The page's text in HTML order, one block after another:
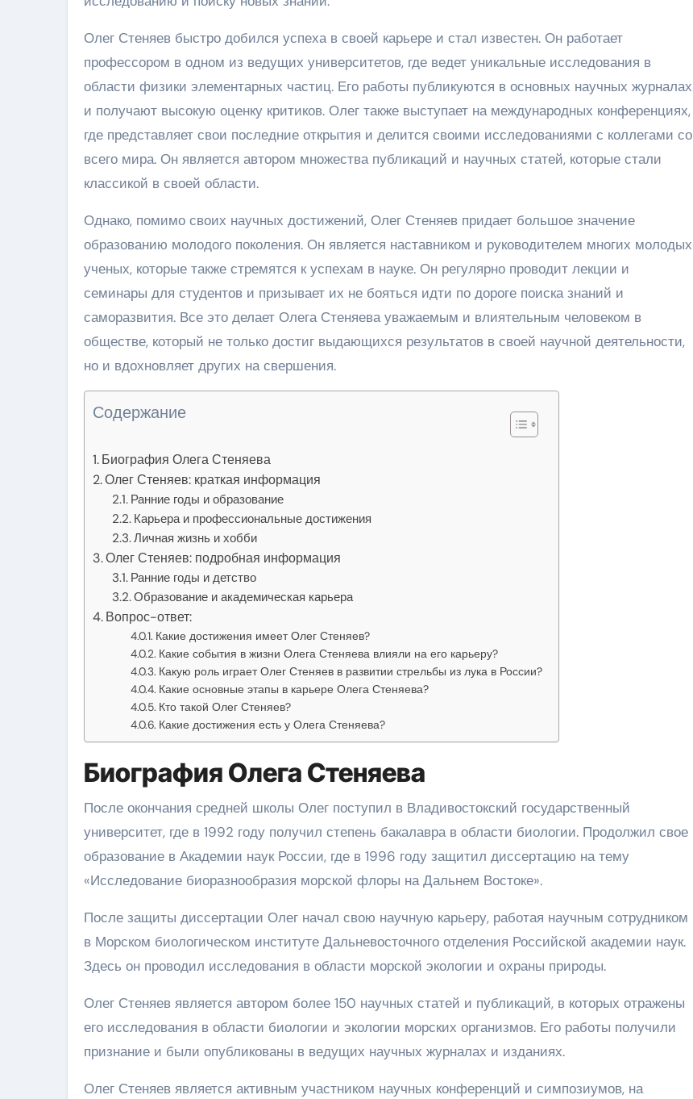
Олег Стеняев быстро добился успеха в своей карьере и стал известен. Он работает
профессором в одном из ведущих университетов, где ведет уникальные исследования в
области физики элементарных частиц. Его работы публикуются в основных научных журналах
и получают высокую оценку критиков. Олег также выступает на международных конференциях,
где представляет свои последние открытия и делится своими исследованиями с коллегами со
всего мира. Он является автором множества публикаций и научных статей, которые стали
классикой в своей области.
Однако, помимо своих научных достижений, Олег Стеняев придает большое значение
образованию молодого поколения. Он является наставником и руководителем многих молодых
ученых, которые также стремятся к успехам в науке. Он регулярно проводит лекции и
семинары для студентов и призывает их не бояться идти по дороге поиска знаний и
саморазвития. Все это делает Олега Стеняева уважаемым и влиятельным человеком в
обществе, который не только достиг выдающихся результатов в своей научной деятельности,
но и вдохновляет других на свершения.
Содержание
Биография Олега Стеняева
Олег Стеняев: краткая информация
Ранние годы и образование
Карьера и профессиональные достижения
Личная жизнь и хобби
Олег Стеняев: подробная информация
Ранние годы и детство
Образование и академическая карьера
Вопрос-ответ:
Какие достижения имеет Олег Стеняев?
Какие события в жизни Олега Стеняева влияли на его карьеру?
Какую роль играет Олег Стеняев в развитии стрельбы из лука в России?
Какие основные этапы в карьере Олега Стеняева?
Кто такой Олег Стеняев?
Какие достижения есть у Олега Стеняева?
Биография Олега Стеняева
После окончания средней школы Олег поступил в Владивостокский государственный
университет, где в 1992 году получил степень бакалавра в области биологии. Продолжил свое
образование в Академии наук России, где в 1996 году защитил диссертацию на тему
«Исследование биоразнообразия морской флоры на Дальнем Востоке».
После защиты диссертации Олег начал свою научную карьеру, работая научным сотрудником
в Морском биологическом институте Дальневосточного отделения Российской академии наук.
Здесь он проводил исследования в области морской экологии и охраны природы.
Олег Стеняев является автором более 150 научных статей и публикаций, в которых отражены
его исследования в области биологии и экологии морских организмов. Его работы получили
признание и были опубликованы в ведущих научных журналах и изданиях.
Олег Стеняев является активным участником научных конференций и симпозиумов, на